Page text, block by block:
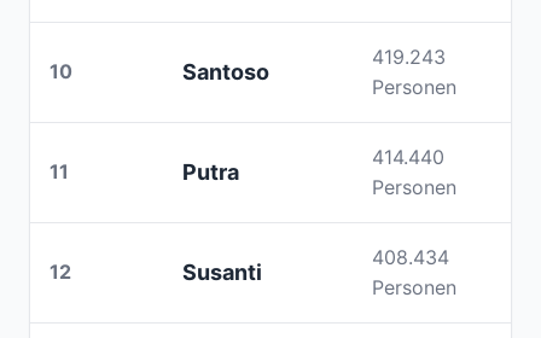
10 Santoso
419.243
Personen
11 Putra
414.440
Personen
12 Susanti
408.434
Personen